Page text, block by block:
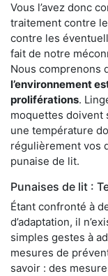
Vous l’avez donc
traitement contre
contre les
fait de notre
Nous comprenons
l’environnement
proliférations.
moquettes doivent
une température
régulièrement vos
punaise de lit.
Punaises de lit :
Étant confronté à
d’adaptation, il
simples gestes à
mesures de
savoir : des